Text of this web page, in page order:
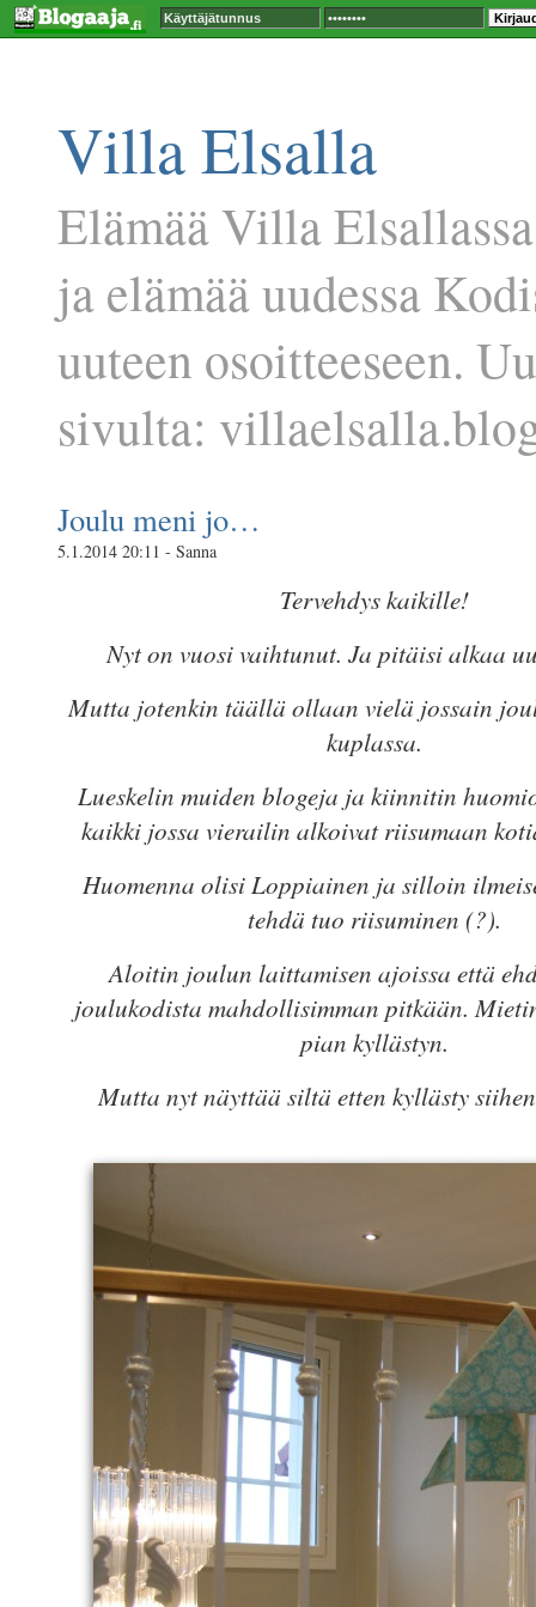
Villa Elsalla
Elämää Villa
ja elämää uudessa
uuteen osoitteeseen.
sivulta:
Joulu meni jo…
5.1.2014 20:11 - Sanna
Tervehdys kaikille!
Nyt on vuosi vaihtunut. Ja pitäisi alkaa
Mutta jotenkin täällä ollaan vielä jossain
kuplassa.
Lueskelin muiden blogeja ja kiinnitin
kaikki jossa vierailin alkoivat riisumaan
Huomenna olisi Loppiainen ja silloin
tehdä tuo riisuminen (?).
Aloitin joulun laittamisen ajoissa että
joulukodista mahdollisimman pitkään.
pian kyllästyn.
Mutta nyt näyttää siltä etten kyllästy